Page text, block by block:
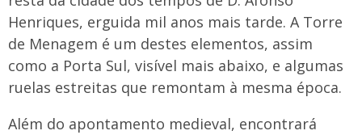
Henriques, erguida mil anos mais tarde. A Torre
de Menagem é um destes elementos, assim
como a Porta Sul, visível mais abaixo, e algumas
ruelas estreitas que remontam à mesma época.
Além do apontamento medieval, encontrará